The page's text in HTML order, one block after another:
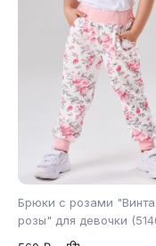
Брюки с розами
розы" для девочки